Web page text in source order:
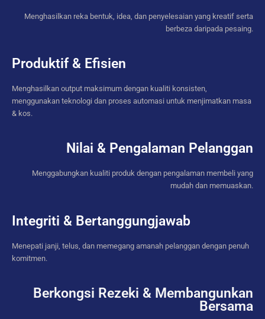
Menghasilkan reka bentuk, idea, dan penyelesaian yang kreatif serta
berbeza daripada pesaing.
Produktif & Efisien
Menghasilkan output maksimum dengan kualiti konsisten,
menggunakan teknologi dan proses automasi untuk menjimatkan masa
& kos.
Nilai & Pengalaman Pelanggan
Menggabungkan kualiti produk dengan pengalaman membeli yang
mudah dan memuaskan.
Integriti & Bertanggungjawab
Menepati janji, telus, dan memegang amanah pelanggan dengan penuh
komitmen.
Berkongsi Rezeki & Membangunkan
Bersama